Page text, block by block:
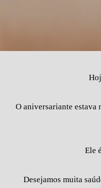
O aniversariante estava
Ele
Desejamos muita